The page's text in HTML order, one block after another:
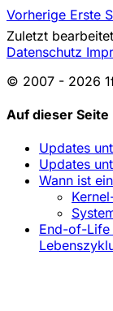
Vorherige Erste
Zuletzt
Datenschutz
© 2007 - 2026
Auf dieser Seite
Updates
Updates
Wann ist
End-of-Life